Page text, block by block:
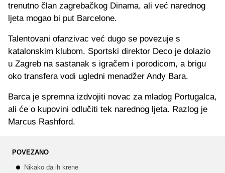
trenutno član zagrebačkog Dinama, ali već narednog
ljeta mogao bi put Barcelone.
Talentovani ofanzivac već dugo se povezuje s
katalonskim klubom. Sportski direktor Deco je dolazio
u Zagreb na sastanak s igračem i porodicom, a brigu
oko transfera vodi ugledni menadžer Andy Bara.
Barca je spremna izdvojiti novac za mladog Portugalca,
ali će o kupovini odlučiti tek narednog ljeta. Razlog je
Marcus Rashford.
POVEZANO
Nikako da ih krene